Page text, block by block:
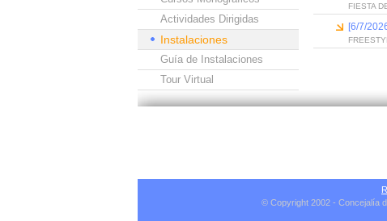
Actividades Dirigidas
Instalaciones
Guía de Instalaciones
Tour Virtual
FIESTA
[6/7/
© Copyright 2002 - Concejalía